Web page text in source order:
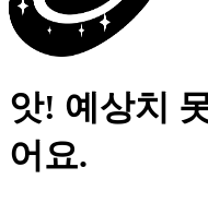
앗! 예상치
어요.